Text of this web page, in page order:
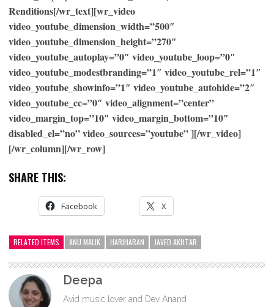
Renditions[/wr_text][wr_video
video_youtube_dimension_width=”500″
video_youtube_dimension_height=”270″
video_youtube_autoplay=”0″ video_youtube_loop=”0″
video_youtube_modestbranding=”1″ video_youtube_rel=”1″
video_youtube_showinfo=”1″ video_youtube_autohide=”2″
video_youtube_cc=”0″ video_alignment=”center”
video_margin_top=”10″ video_margin_bottom=”10″
disabled_el=”no” video_sources=”youtube” ][/wr_video]
[/wr_column][/wr_row]
SHARE THIS:
Facebook X
RELATED ITEMS ANU MALIK HARIHARAN JAVED AKHTAR
Deepa
Avid music lover and Dev Anand